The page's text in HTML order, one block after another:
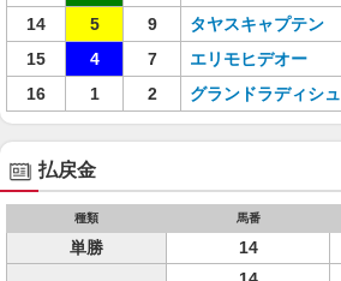
14
5 9 タヤスキャプテン
15
4 7 エリモヒデオー
16
1 2 グランドラディシュ
払戻金
種類 馬番
単勝 14